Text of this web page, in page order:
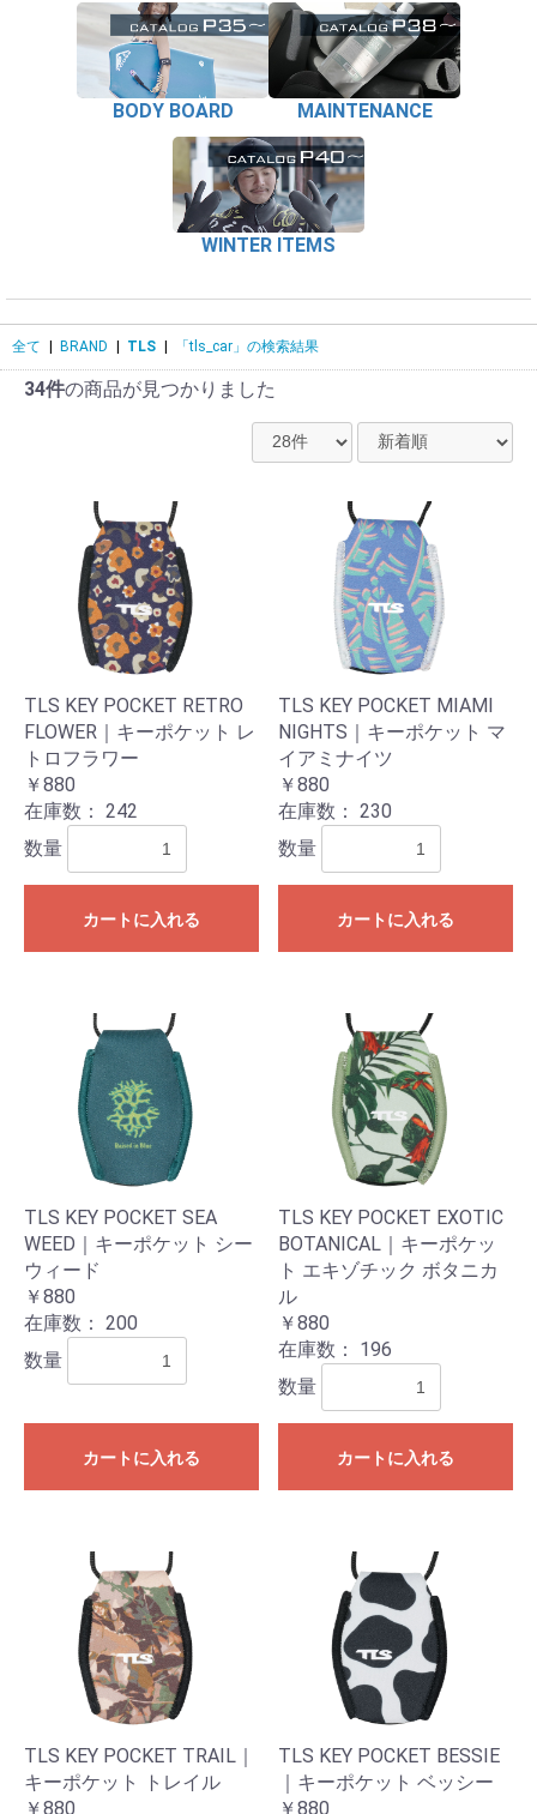
BODY BOARD MAINTENANCE
WINTER ITEMS
全て BRAND TLS 「tls_car」の検索結果
34件の商品が見つかりました
TLS KEY POCKET RETRO
FLOWER｜キーポケット レ
トロフラワー
￥880
在庫数： 242
数量
カートに入れる
TLS KEY POCKET MIAMI
NIGHTS｜キーポケット マ
イアミナイツ
￥880
在庫数： 230
数量
カートに入れる
TLS KEY POCKET SEA
WEED｜キーポケット シー
ウィード
￥880
在庫数： 200
数量
カートに入れる
TLS KEY POCKET EXOTIC
BOTANICAL｜キーポケッ
ト エキゾチック ボタニカ
ル
￥880
在庫数： 196
数量
カートに入れる
TLS KEY POCKET TRAIL｜
キーポケット トレイル
￥880
TLS KEY POCKET BESSIE
｜キーポケット ベッシー
￥880